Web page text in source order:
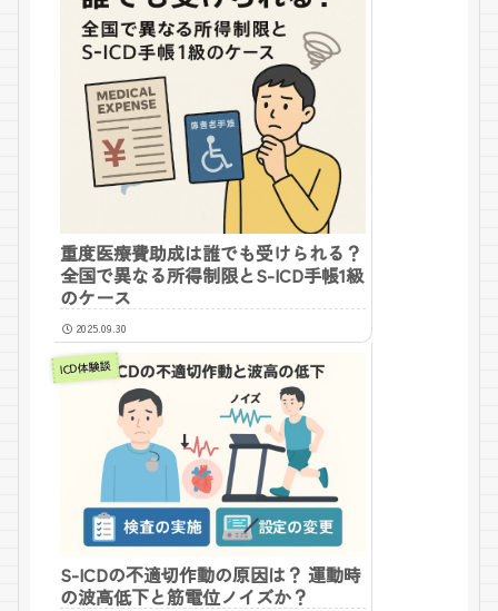
重度医療費助成は誰でも受けられる？
全国で異なる所得制限とS-ICD手帳1級
のケース
2025.09.30
ICD体験談
S-ICDの不適切作動の原因は？ 運動時
の波高低下と筋電位ノイズか？